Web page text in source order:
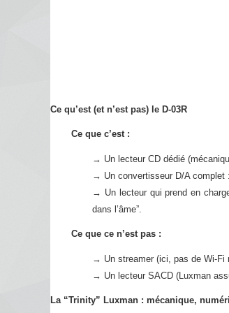
Ce qu’est (et n’est pas) le D-03R
Ce que c’est :
→ Un lecteur CD dédié
→ Un convertisseur D/A
→ Un lecteur qui prend en
dans l’âme”.
Ce que ce n’est pas :
→ Un streamer (ici, pas de Wi-Fi
→ Un lecteur SACD (Luxman
La “Trinity” Luxman : mécanique,